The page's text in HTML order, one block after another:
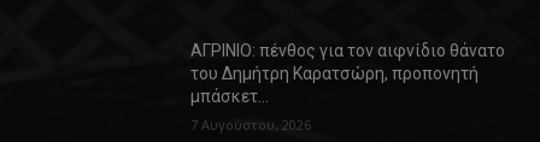
ΑΓΡΙΝΙΟ: πένθος για τον αιφνίδιο θάνατο
του Δημήτρη Καρατσώρη, προπονητή
μπάσκετ…
7 Αυγούστου, 2026